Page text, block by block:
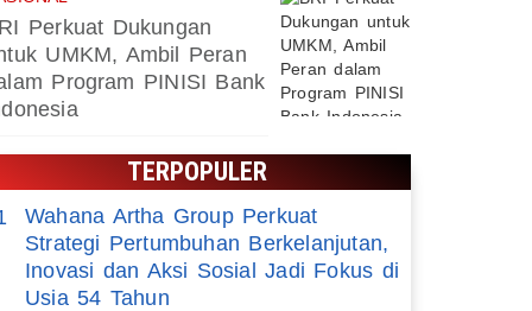
Perkuat Dukungan
UMKM, Ambil Peran
Program PINISI Bank
TERPOPULER
Wahana Artha Group Perkuat
Strategi Pertumbuhan Berkelanjutan,
Inovasi dan Aksi Sosial Jadi Fokus di
Usia 54 Tahun